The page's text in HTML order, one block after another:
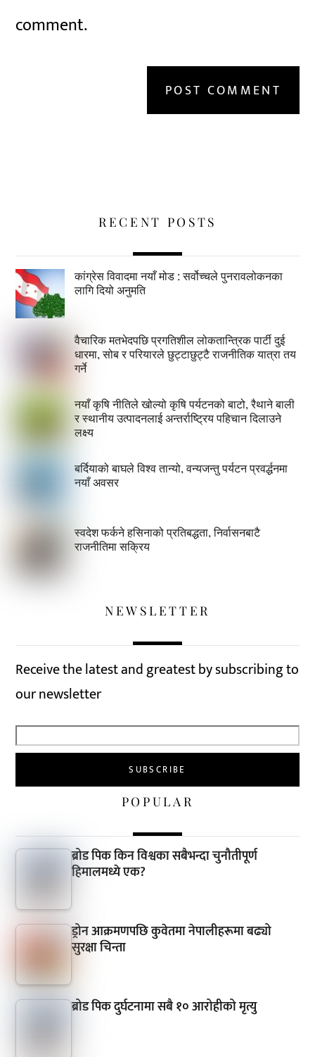
comment.
RECENT POSTS
कांग्रेस विवादमा नयाँ मोड : सर्वोच्चले पुनरावलोकनका
लागि दियो अनुमति
वैचारिक मतभेदपछि प्रगतिशील लोकतान्त्रिक पार्टी दुई
धारमा, सोब र परियारले छुट्टाछुट्टै राजनीतिक यात्रा तय
गर्ने
नयाँ कृषि नीतिले खोल्यो कृषि पर्यटनको बाटो, रैथाने बाली
र स्थानीय उत्पादनलाई अन्तर्राष्ट्रिय पहिचान दिलाउने
लक्ष्य
बर्दियाको बाघले विश्व तान्यो, वन्यजन्तु पर्यटन प्रवर्द्धनमा
नयाँ अवसर
स्वदेश फर्कने हसिनाको प्रतिबद्धता, निर्वासनबाटै
राजनीतिमा सक्रिय
NEWSLETTER
Receive the latest and greatest by subscribing to
our newsletter
POPULAR
ब्रोड पिक किन विश्वका सबैभन्दा चुनौतीपूर्ण
हिमालमध्ये एक?
ड्रोन आक्रमणपछि कुवेतमा नेपालीहरूमा बढ्यो
सुरक्षा चिन्ता
ब्रोड पिक दुर्घटनामा सबै १० आरोहीको मृत्यु